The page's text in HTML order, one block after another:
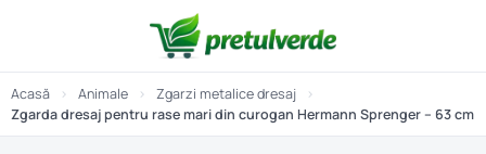
Acasă › Animale › Zgarzi metalice dresaj
›
Zgarda dresaj pentru rase mari din curogan Hermann Sprenger – 63 cm